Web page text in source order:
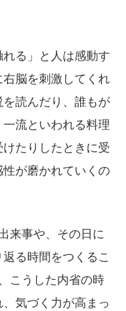
る」と人は感動す
脳を刺激してくれ
読んだり、誰もが
流といわれる料理
たりしたときに受
が磨かれていくの
来事や、その日に
る時間をつくるこ
こうした内省の時
気づく力が高まっ